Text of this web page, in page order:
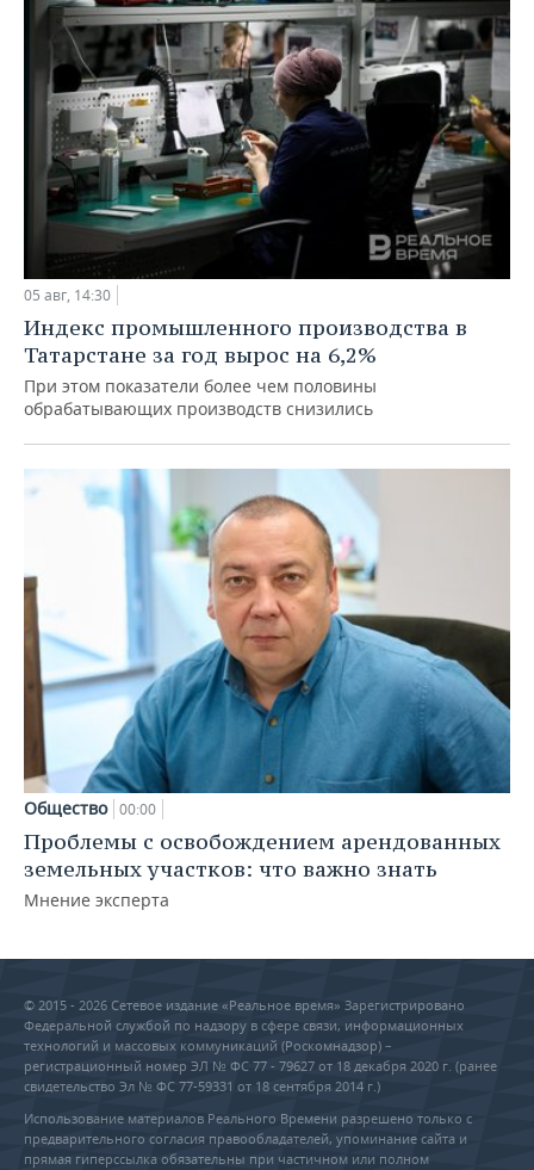
05 авг, 14:30
Индекс промышленного производства в
Татарстане за год вырос на 6,2%
При этом показатели более чем половины
обрабатывающих производств снизились
Общество 00:00
Проблемы с освобождением арендованных
земельных участков: что важно знать
Мнение эксперта
© 2015 - 2026 Сетевое издание «Реальное время» Зарегистрировано
Федеральной службой по надзору в сфере связи, информационных
технологий и массовых коммуникаций (Роскомнадзор) –
регистрационный номер ЭЛ № ФС 77 - 79627 от 18 декабря 2020 г. (ранее
свидетельство Эл № ФС 77-59331 от 18 сентября 2014 г.)
Использование материалов Реального Времени разрешено только с
предварительного согласия правообладателей, упоминание сайта и
прямая гиперссылка обязательны при частичном или полном